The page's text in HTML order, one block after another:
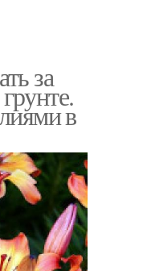
за
в